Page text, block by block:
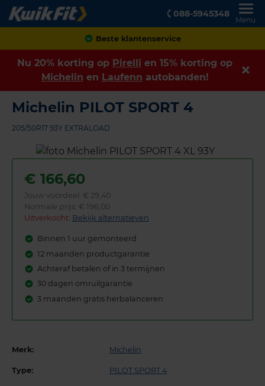
088-5945348
Menu
Achteraf betalen
Nu 20% korting op Pirelli en 15% korting op
Michelin en Laufenn autobanden!
Michelin PILOT SPORT 4
205/50R17 93Y EXTRALOAD
€ 166,60
Jouw voordeel: € 29,40
Normale prijs: € 196,00
Uitverkocht: Bekijk alternatieven
Binnen 1 uur gemonteerd
12 maanden productgarantie
Achteraf betalen of in 3 termijnen
30 dagen omruilgarantie
3 maanden gratis herbalanceren
Merk: Michelin
Type: PILOT SPORT 4